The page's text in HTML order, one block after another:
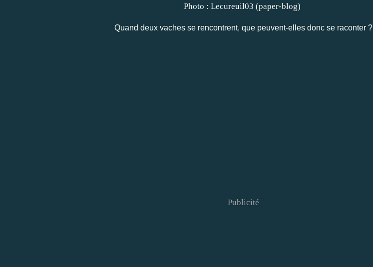
Photo : Lecureuil03 (paper-blog)
Quand deux vaches se rencontrent, que peuvent-elles donc se raconter ?
Publicité